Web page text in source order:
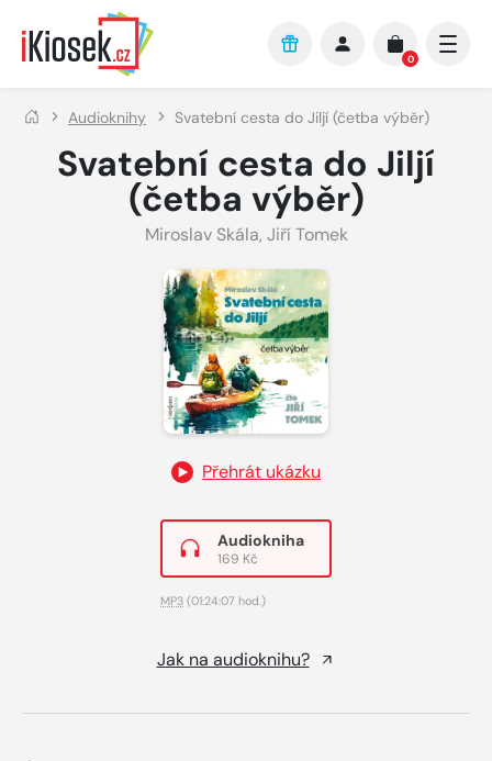
Přejít na hlavní obsah
0
Audioknihy Svatební cesta do Jiljí (četba výběr)
Svatební cesta do Jiljí
(četba výběr)
Miroslav Skála, Jiří Tomek
Přehrát ukázku
Audiokniha
169 Kč
MP3 (01:24:07 hod.)
Jak na audioknihu?